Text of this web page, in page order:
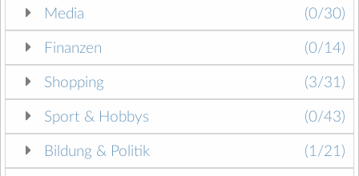
Media (0/30)
Finanzen (0/14)
Shopping (3/31)
Sport & Hobbys (0/43)
Bildung & Politik (1/21)